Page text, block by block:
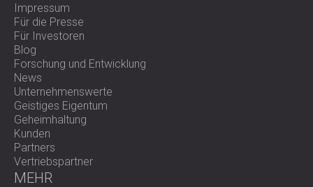
Impressum
Für die Presse
Für Investoren
Blog
Forschung und Entwicklung
News
Unternehmenswerte
Geistiges Eigentum
Geheimhaltung
Kunden
Partners
Vertriebspartner
MEHR